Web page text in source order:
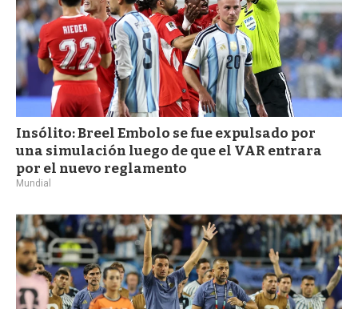
Insólito: Breel Embolo se fue expulsado por
una simulación luego de que el VAR entrara
por el nuevo reglamento
Mundial